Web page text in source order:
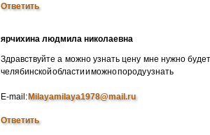
Ответить
ярчихина людмила николаевна
Здравствуйте а можно узнать цену мне нужно
челябинской области и можно породу узнать
E-mail:Milayamilaya1978@mail.ru
Ответить